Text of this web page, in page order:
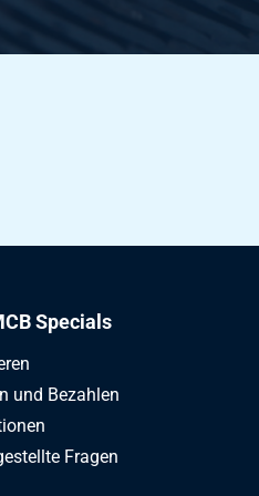
lbs 2Inx101,6
Specials
und Bezahlen
Fragen